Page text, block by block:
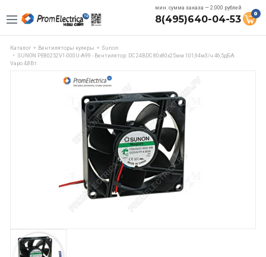
мин. сумма заказа — 2.000 рублей
8(495)640-04-53 0
Каталог Вентиляторы кулеры
Sunon
SUNON PE80252V1-000U-A99 - Вентилятор: DC 24ВDC 80x80x25мм 101,94м3/ч 46,5дБА
Vapo 4,8Вт